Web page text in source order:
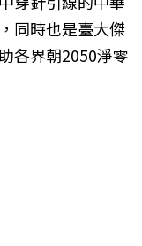
同時也是臺大傑
各界朝2050淨零